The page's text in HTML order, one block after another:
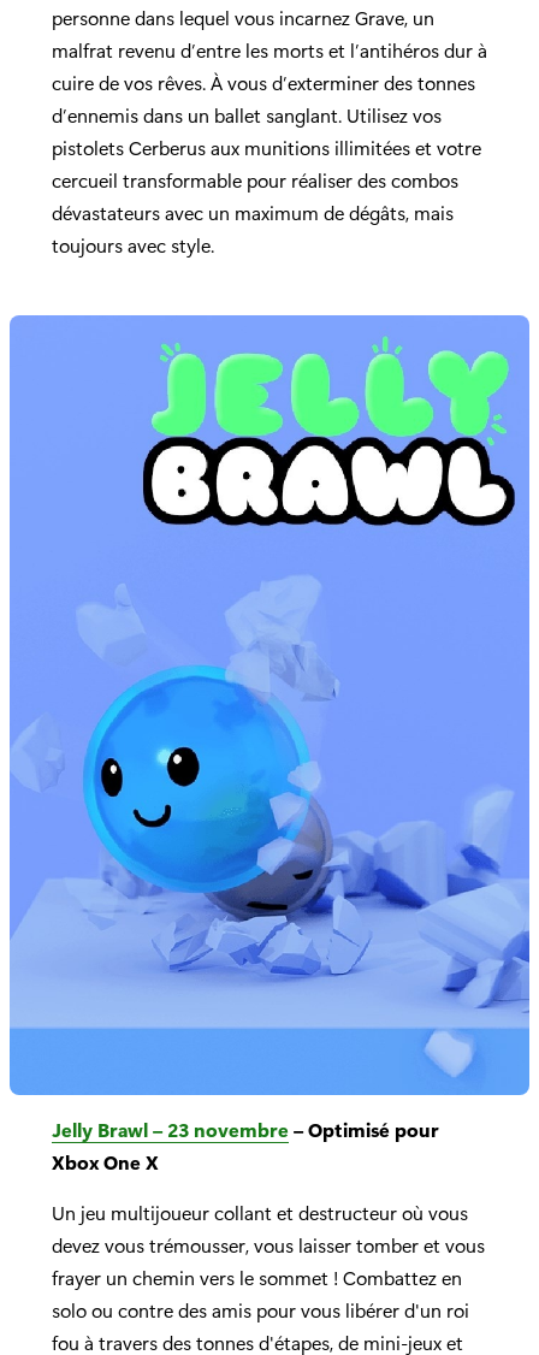
personne dans lequel vous incarnez Grave, un
malfrat revenu d’entre les morts et l’antihéros dur à
cuire de vos rêves. À vous d’exterminer des tonnes
d’ennemis dans un ballet sanglant. Utilisez vos
pistolets Cerberus aux munitions illimitées et votre
cercueil transformable pour réaliser des combos
dévastateurs avec un maximum de dégâts, mais
toujours avec style.
Jelly Brawl – 23 novembre– Optimisé pour
Xbox One X
Un jeu multijoueur collant et destructeur où vous
devez vous trémousser, vous laisser tomber et vous
frayer un chemin vers le sommet ! Combattez en
solo ou contre des amis pour vous libérer d'un roi
fou à travers des tonnes d'étapes, de mini-jeux et